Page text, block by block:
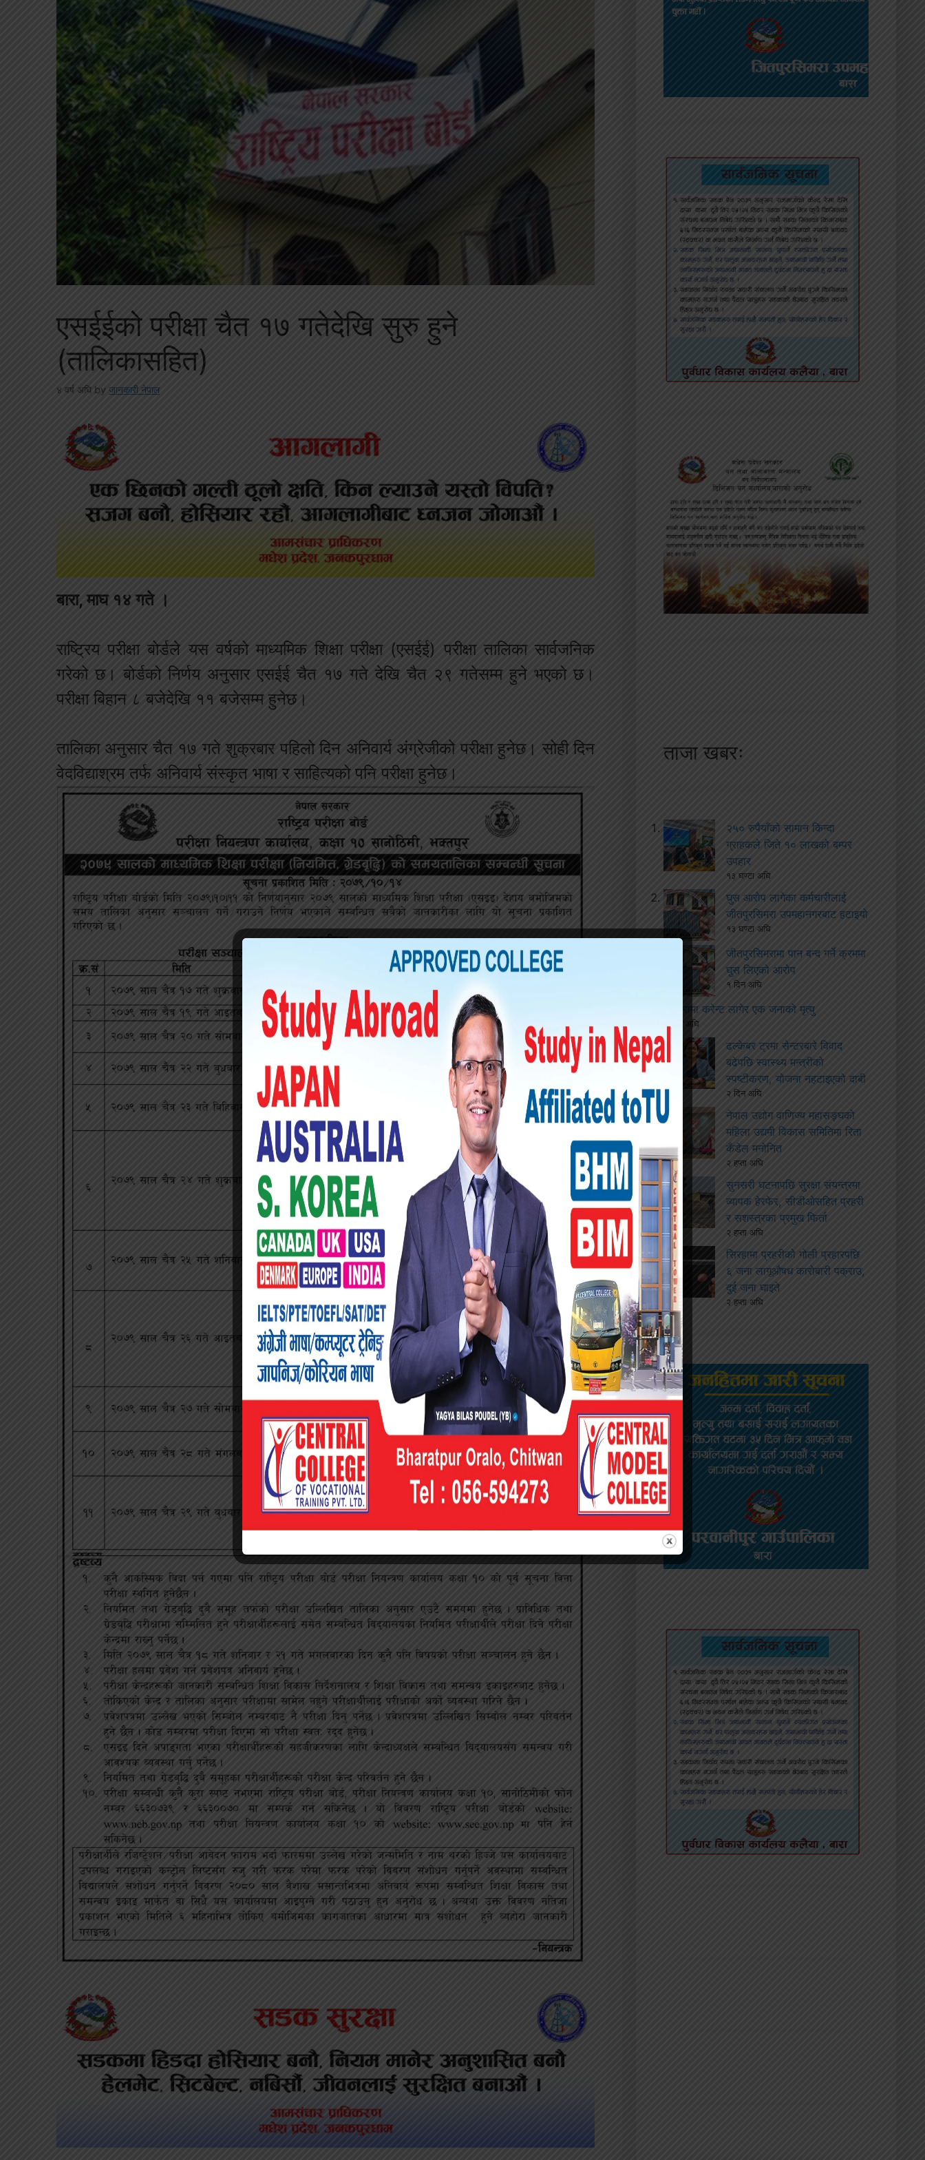
एसईईको परीक्षा चैत १७ गतेदेखि सुरु हुने
(तालिकासहित)
४ वर्ष अघि by जानकारी नेपाल
बारा, माघ १४ गते ।
राष्ट्रिय परीक्षा बोर्डले यस वर्षको माध्यमिक शिक्षा परीक्षा (एसईई) परीक्षा तालिका सार्वजनिक
गरेको छ। बोर्डको निर्णय अनुसार एसईई चैत १७ गते देखि चैत २९ गतेसम्म हुने भएको छ।
परीक्षा बिहान ८ बजेदेखि ११ बजेसम्म हुनेछ।
तालिका अनुसार चैत १७ गते शुक्रबार पहिलो दिन अनिवार्य अंग्रेजीको परीक्षा हुनेछ। सोही दिन
वेदविद्याश्रम तर्फ अनिवार्य संस्कृत भाषा र साहित्यको पनि परीक्षा हुनेछ।
ताजा खबरः
२५० रुपैयाँको सामान किन्दा
ग्राहकले जिते १० लाखको बम्पर
उपहार
१३ घण्टा अघि
घुस आरोप लागेका कर्मचारीलाई
जीतपुरसिमरा उपमहानगरबाट हटाइयो
१३ घण्टा अघि
जीतपुरसिमरामा पान बन्द गर्ने क्रममा
घुस लिएको आरोप
१ दिन अघि
बारामा करेन्ट लागेर एक जनाको मृत्यु
१ दिन अघि
ढल्केबर ट्रमा सेन्टरबारे विवाद
बढेपछि स्वास्थ्य मन्त्रीको
स्पष्टीकरण, योजना नहटाइएको दाबी
२ दिन अघि
नेपाल उद्योग वाणिज्य महासङ्घको
महिला उद्यमी विकास समितिमा रिता
कँडेल मनोनित
२ हप्ता अघि
सुनसरी घटनापछि सुरक्षा संयन्त्रमा
व्यापक हेरफेर, सीडीओसहित प्रहरी
र सशस्त्रका प्रमुख फिर्ता
२ हप्ता अघि
सिरहामा प्रहरीको गोली प्रहारपछि
६ जना लागूऔषध कारोबारी पक्राउ,
दुई जना घाइते
२ हप्ता अघि